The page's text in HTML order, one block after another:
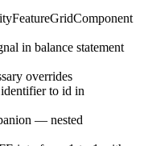
in balance statement
overrides
to id in
— nested